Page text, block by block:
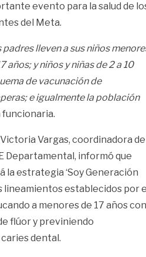
evento para la salud de
del Meta.
padres lleven a sus niños
años; y niños y niñas de 2 a 10
de vacunación de
e igualmente la población
funcionaria.
Vargas, coordinadora de
Departamental, informó que
la estrategia ‘Soy Generación
lineamientos establecidos por
a menores de 17 años con
flúor y previniendo
dental.